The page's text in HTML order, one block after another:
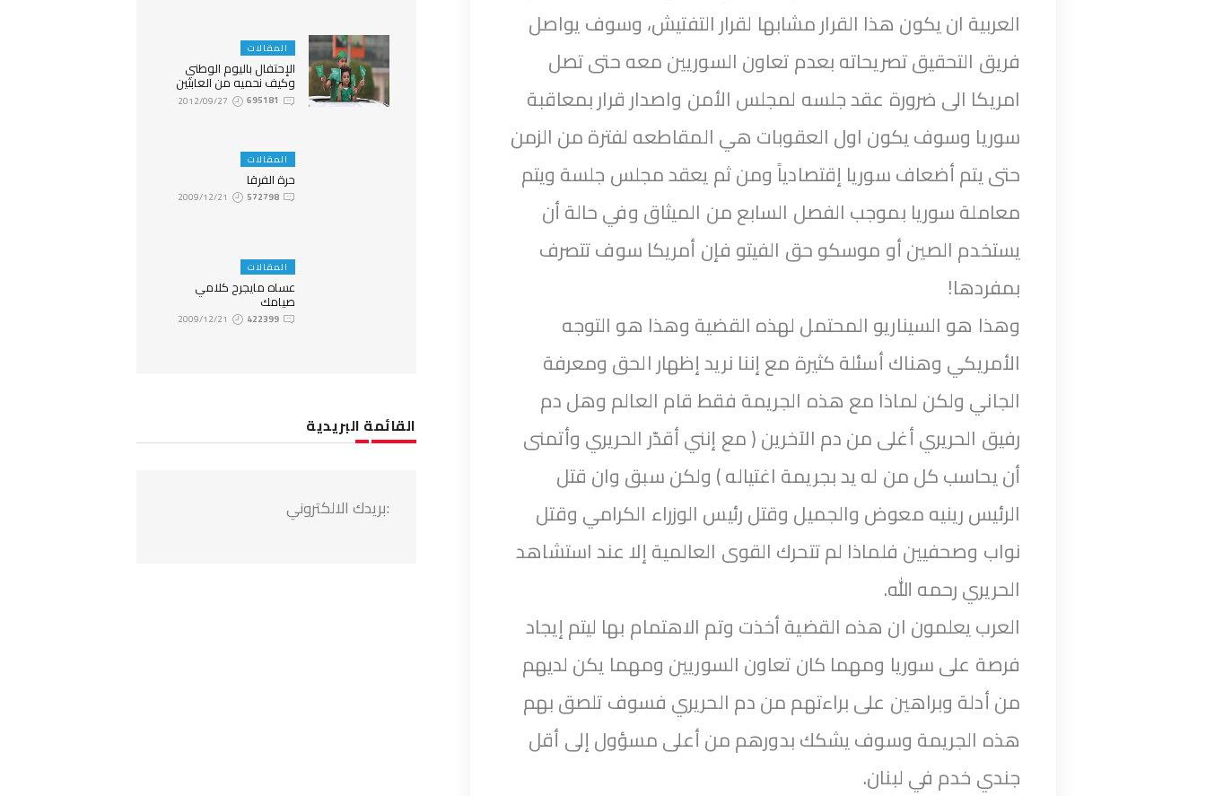
العربية ان يكون هذا القرار مشابها لقرار التفتيش، وسوف يواصل
فريق التحقيق تصريحاته بعدم تعاون السوريين معه حتى تصل
امريكا الى ضرورة عقد جلسه لمجلس الأمن واصدار قرار بمعاقبة
سوريا وسوف يكون اول العقوبات هي المقاطعه لفترة من الزمن
حتى يتم أضعاف سوريا إقتصادياً ومن ثم يعقد مجلس جلسة ويتم
معاملة سوريا بموجب الفصل السابع من الميثاق وفي حالة أن
يستخدم الصين أو موسكو حق الفيتو فإن أمريكا سوف تتصرف
بمفردها!
وهذا هو السيناريو المحتمل لهذه القضية وهذا هو التوجه
الأمريكي وهناك أسئلة كثيرة مع إننا نريد إظهار الحق ومعرفة
الجاني ولكن لماذا مع هذه الجريمة فقط قام العالم وهل دم
رفيق الحريري أغلى من دم الآخرين ( مع إنني أقدّر الحريري وأتمنى
أن يحاسب كل من له يد بجريمة اغتياله ) ولكن سبق وان قتل
الرئيس رينيه معوض والجميل وقتل رئيس الوزراء الكرامي وقتل
نواب وصحفيين فلماذا لم تتحرك القوى العالمية إلا عند استشاهد
الحريري رحمه الله.
العرب يعلمون ان هذه القضية أخذت وتم الاهتمام بها ليتم إيجاد
فرصة على سوريا ومهما كان تعاون السوريين ومهما يكن لديهم
من أدلة وبراهين على براءتهم من دم الحريري فسوف تلصق بهم
هذه الجريمة وسوف يشكك بدورهم من أعلى مسؤول إلى أقل
جندي خدم في لبنان.
المقالات
الإحتفال باليوم الوطني
وكيف نحميه من العابثين
المقالات
حرة الفرقا
572798
المقالات
عساه مايجرح كلامي
صيامك
422399
القائمة البريدية
:بريدك الالكتروني